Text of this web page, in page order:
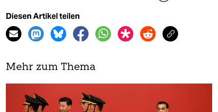
Diesen Artikel teilen
Mehr zum Thema